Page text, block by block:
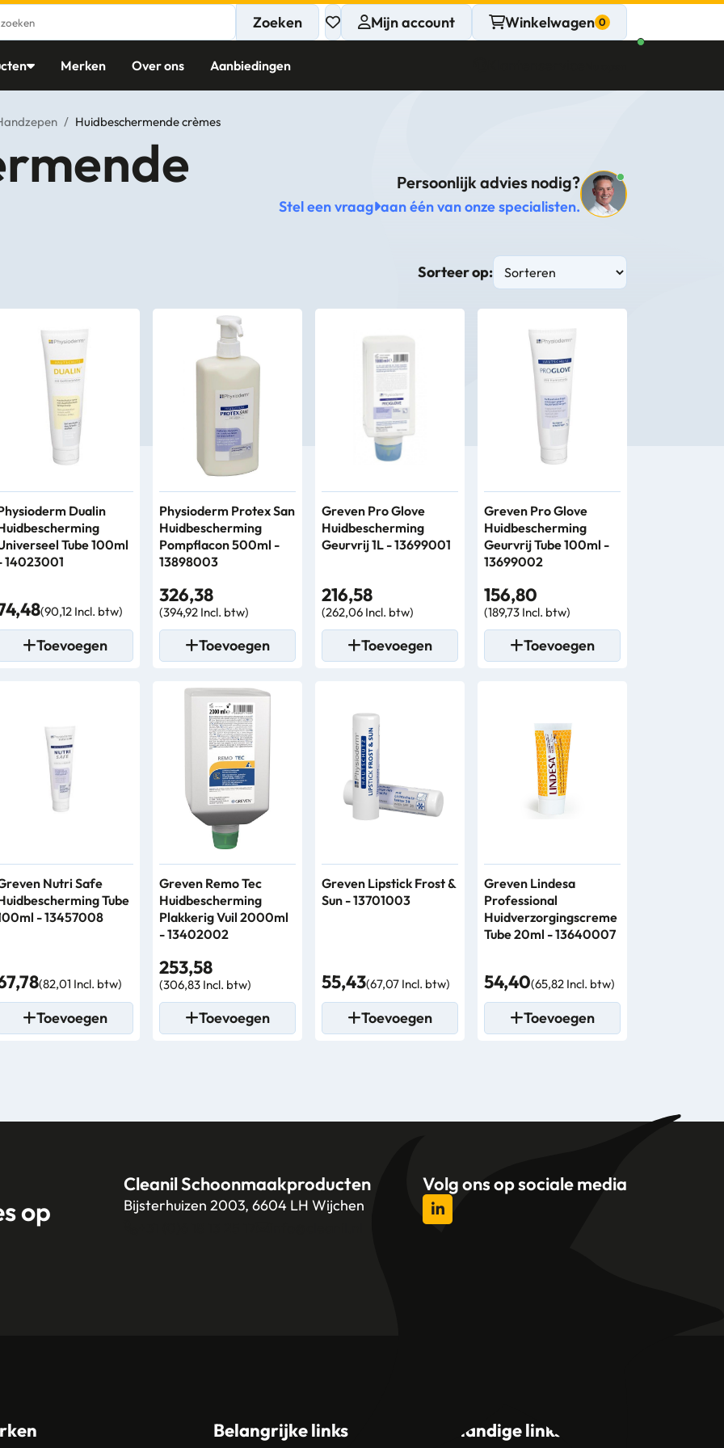
Mijn account Winkelwagen
Zoeken
Persoonlijk
advies
nodig?
Stel een vraag
Merken Over ons Aanbiedingen
/ Huidbeschermende crèmes
Persoonlijk advies nodig?
Stel een vraag aan één van onze specialisten.
Sorteer op:
Dualin
Tube 100ml
14023001
(90,12 Incl. btw)
Toevoegen
Physioderm Protex San
Huidbescherming
Pompflacon 500ml -
13898003
326,38
(394,92 Incl. btw)
Toevoegen
Greven Pro Glove
Huidbescherming
Geurvrij 1L - 13699001
216,58
(262,06 Incl. btw)
Toevoegen
Greven Pro Glove
Huidbescherming
Geurvrij Tube 100ml -
13699002
156,80
(189,73 Incl. btw)
Toevoegen
Nutri Safe
Tube
- 13457008
(82,01 Incl. btw)
Toevoegen
Greven Remo Tec
Huidbescherming
Plakkerig Vuil 2000ml
- 13402002
253,58
(306,83 Incl. btw)
Toevoegen
Greven Lipstick Frost &
Sun - 13701003
55,43(67,07 Incl. btw)
Toevoegen
Greven Lindesa
Professional
Huidverzorgingscreme
Tube 20ml - 13640007
54,40(65,82 Incl. btw)
Toevoegen
op
Cleanil Schoonmaakproducten
Bijsterhuizen 2003, 6604 LH Wijchen
Volg ons op sociale media
Belangrijke links Handige links